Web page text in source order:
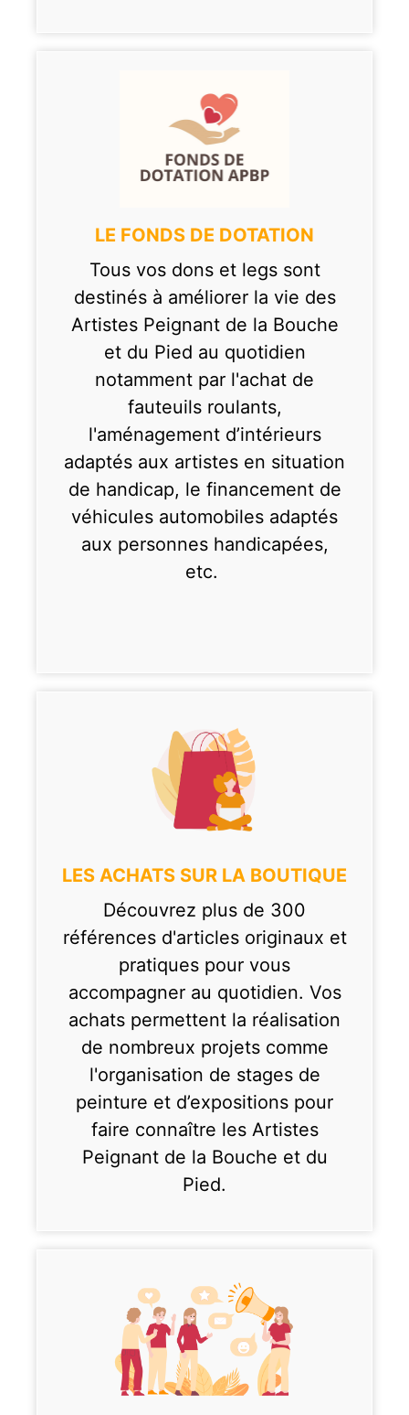
LE FONDS DE DOTATION
Tous vos dons et legs sont
destinés à améliorer la vie des
Artistes Peignant de la Bouche
et du Pied au quotidien
notamment par l'achat de
fauteuils roulants,
l'aménagement d’intérieurs
adaptés aux artistes en situation
de handicap, le financement de
véhicules automobiles adaptés
aux personnes handicapées,
etc.
LES ACHATS SUR LA BOUTIQUE
Découvrez plus de 300
références d'articles originaux et
pratiques pour vous
accompagner au quotidien. Vos
achats permettent la réalisation
de nombreux projets comme
l'organisation de stages de
peinture et d’expositions pour
faire connaître les Artistes
Peignant de la Bouche et du
Pied.